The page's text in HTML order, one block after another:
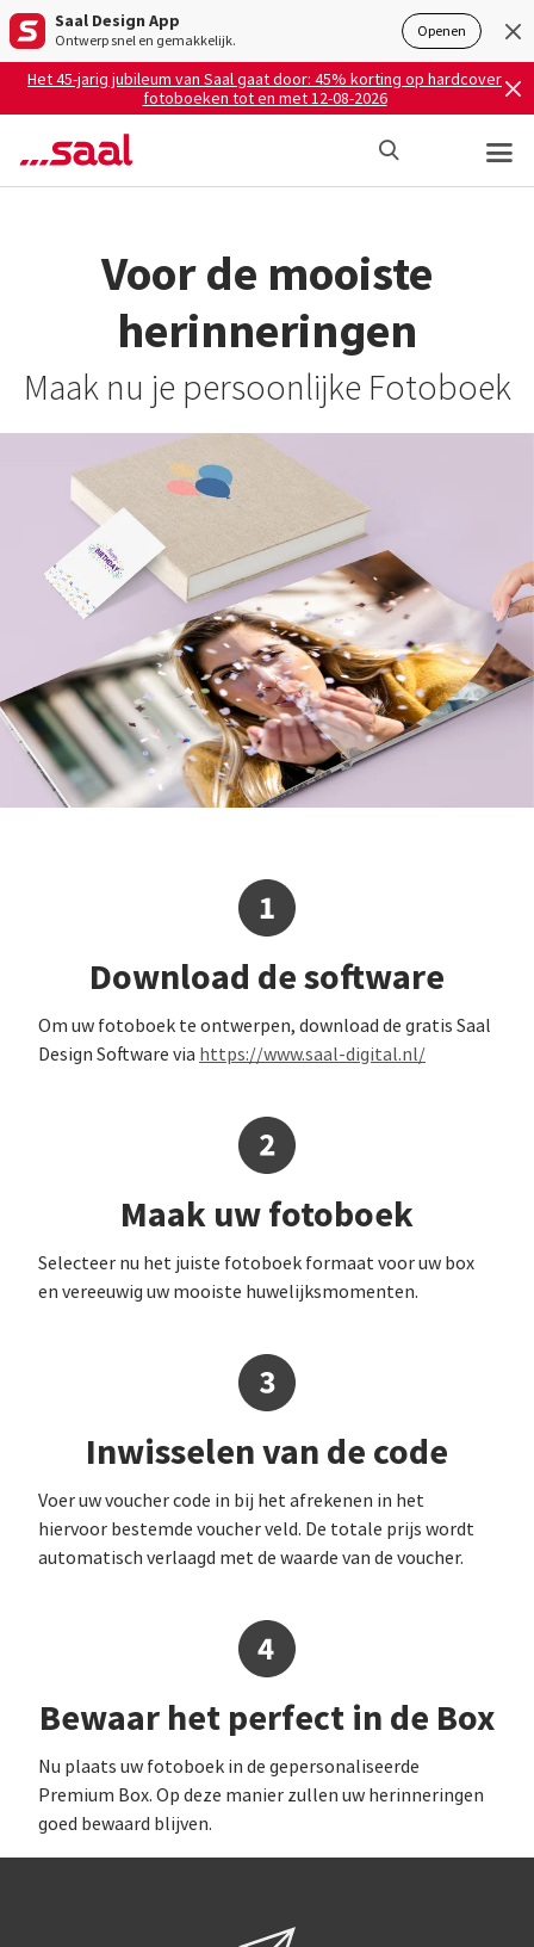
Saal Design App
Ontwerp snel en gemakkelijk. Openen
Het 45-jarig jubileum van Saal gaat door: 45% korting op hardcover
fotoboeken tot en met 12-08-2026
Voor de mooiste
herinneringen
Maak nu je persoonlijke Fotoboek
Download de software
Om uw fotoboek te ontwerpen, download de gratis Saal
Design Software via https://www.saal-digital.nl/
Maak uw fotoboek
Selecteer nu het juiste fotoboek formaat voor uw box
en vereeuwig uw mooiste huwelijksmomenten.
Inwisselen van de code
Voer uw voucher code in bij het afrekenen in het
hiervoor bestemde voucher veld. De totale prijs wordt
automatisch verlaagd met de waarde van de voucher.
Bewaar het perfect in de Box
Nu plaats uw fotoboek in de gepersonaliseerde
Premium Box. Op deze manier zullen uw herinneringen
goed bewaard blijven.